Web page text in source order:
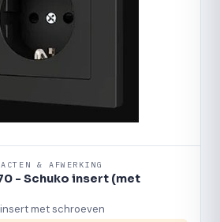
& AFWERKING
- Schuko insert (met
met schroeven